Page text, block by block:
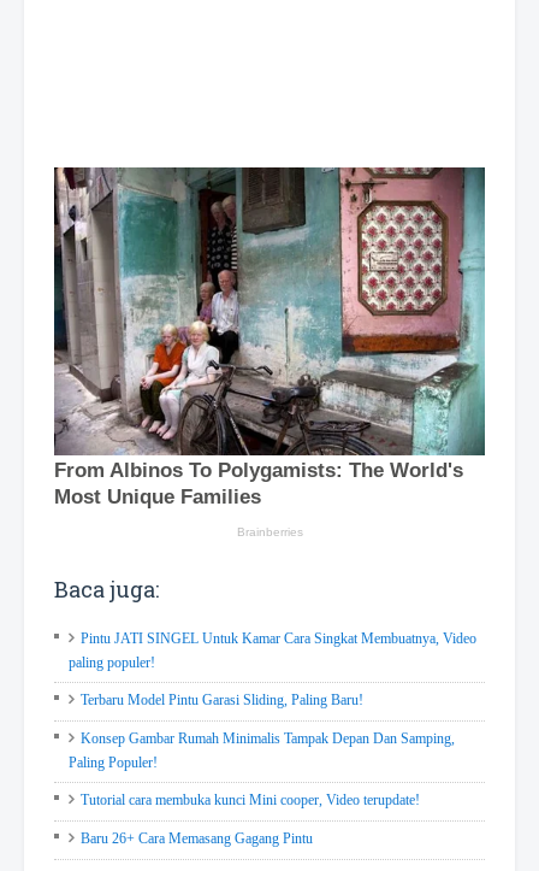
Baca juga:
Pintu JATI SINGEL Untuk Kamar Cara Singkat Membuatnya, Video
paling populer!
Terbaru Model Pintu Garasi Sliding, Paling Baru!
Konsep Gambar Rumah Minimalis Tampak Depan Dan Samping,
Paling Populer!
Tutorial cara membuka kunci Mini cooper, Video terupdate!
Baru 26+ Cara Memasang Gagang Pintu